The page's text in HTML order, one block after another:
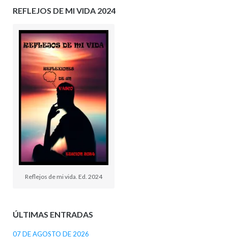
REFLEJOS DE MI VIDA 2024
Reflejos de mi vida. Ed. 2024
ÚLTIMAS ENTRADAS
07 DE AGOSTO DE 2026